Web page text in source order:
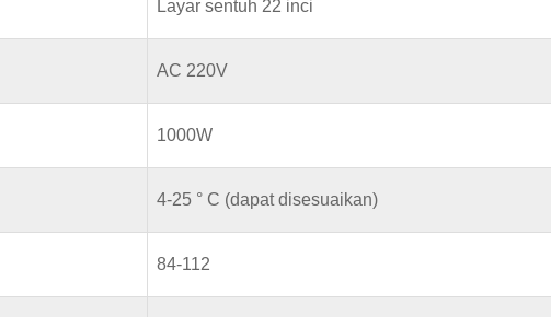
Layar sentuh 22 inci
AC 220V
1000W
4-25 ° C (dapat disesuaikan)
84-112